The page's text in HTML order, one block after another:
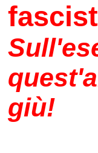
giù!